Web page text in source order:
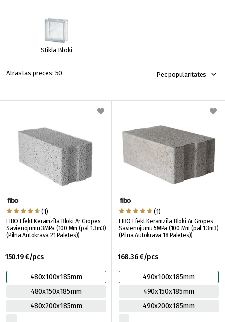
Stikla Bloki
50 Pēc popularitātes
(1)
FIBO Efekt Keramzīta Bloki Ar Gropes
Savienojumu 3MPa (100 Mm (pal 1.3m3)
(Pilna Autokrava 21 Paletes))
150.19 €/pcs
480x100x185mm
480x150x185mm
480x200x185mm
(1)
FIBO Efekt Keramzīta Bloki Ar Gropes
Savienojumu 5MPa (100 Mm (pal 1.3m3)
(Pilna Autokrava 18 Paletes))
168.36 €/pcs
490x100x185mm
490x150x185mm
490x200x185mm